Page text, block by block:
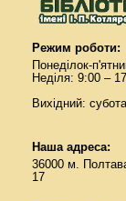
Режим роботи:
Понеділок-
Неділя: 9:00 –
Вихідний: субота
Наша адреса:
36000 м.
17